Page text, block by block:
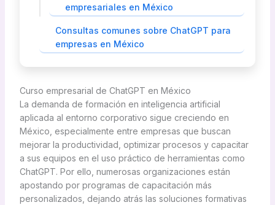
empresariales en México
Consultas comunes sobre ChatGPT para
empresas en México
Curso empresarial de ChatGPT en México
La demanda de formación en inteligencia artificial
aplicada al entorno corporativo sigue creciendo en
México, especialmente entre empresas que buscan
mejorar la productividad, optimizar procesos y capacitar
a sus equipos en el uso práctico de herramientas como
ChatGPT. Por ello, numerosas organizaciones están
apostando por programas de capacitación más
personalizados, dejando atrás las soluciones formativas